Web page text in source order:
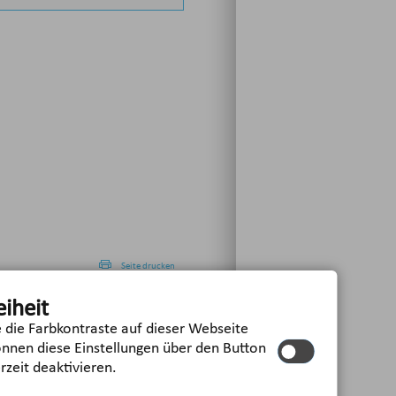
Seite drucken
Schriftgröße:
die Farbkontraste auf dieser Webseite
diese Einstellungen über den Button
deaktivieren.